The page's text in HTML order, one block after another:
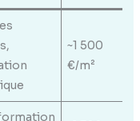
~1 500
€/m²